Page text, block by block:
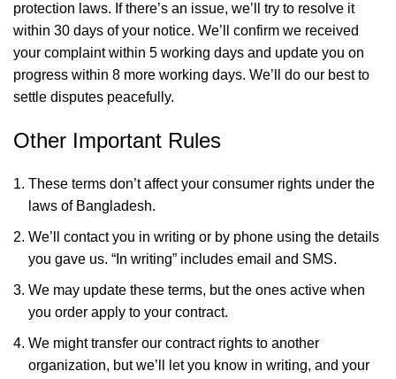
protection laws. If there’s an issue, we’ll try to resolve it
within 30 days of your notice. We’ll confirm we received
your complaint within 5 working days and update you on
progress within 8 more working days. We’ll do our best to
settle disputes peacefully.
Other Important Rules
These terms don’t affect your consumer rights under the
laws of Bangladesh.
We’ll contact you in writing or by phone using the details
you gave us. “In writing” includes email and SMS.
We may update these terms, but the ones active when
you order apply to your contract.
We might transfer our contract rights to another
organization, but we’ll let you know in writing, and your